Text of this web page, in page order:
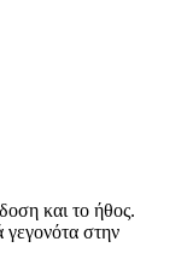
και το ήθος.
γεγονότα στην